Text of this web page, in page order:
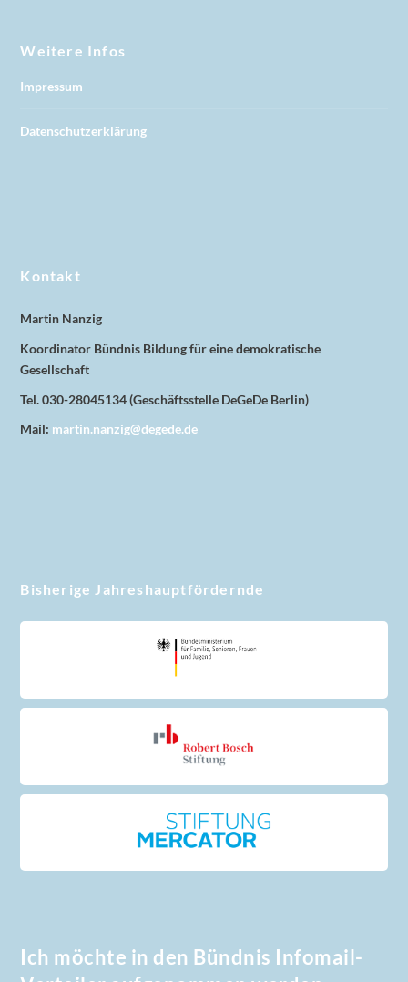
Weitere Infos
Impressum
Datenschutzerklärung
Kontakt
Martin Nanzig
Koordinator Bündnis Bildung für eine demokratische
Gesellschaft
Tel. 030-28045134 (Geschäftsstelle DeGeDe Berlin)
Mail: martin.nanzig@degede.de
Bisherige Jahreshauptfördernde
Ich möchte in den Bündnis Infomail-